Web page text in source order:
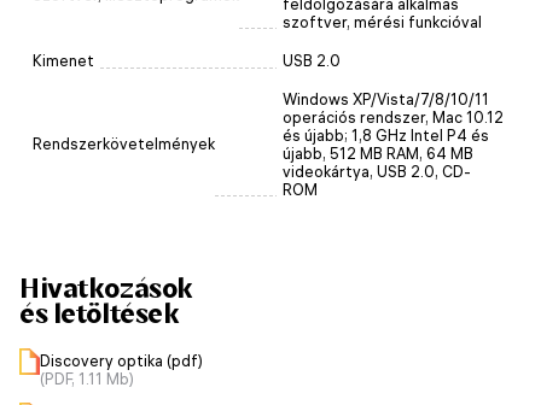
feldolgozására alkalmas
szoftver, mérési funkcióval
Kimenet USB 2.0
Rendszerkövetelmények
Windows XP/Vista/7/8/10/11
operációs rendszer, Mac 10.12
és újabb; 1,8 GHz Intel P4 és
újabb, 512 MB RAM, 64 MB
videokártya, USB 2.0, CD-
ROM
Hivatkozások
és letöltések
Discovery optika (pdf)
(PDF, 1.11 Mb)